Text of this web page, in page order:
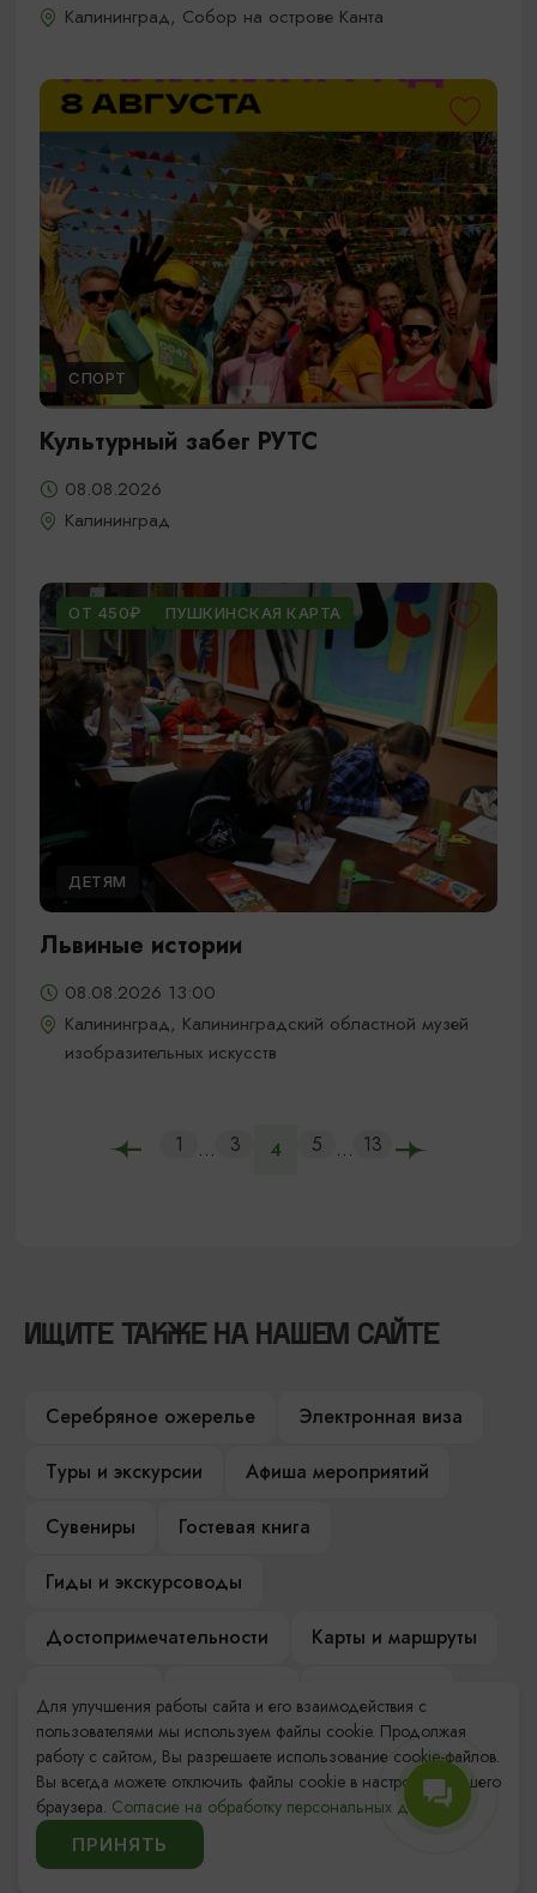
Калининград, Собор на острове Канта
СПОРТ
Культурный забег РУТС
08.08.2026
Калининград
ОТ 450₽ ПУШКИНСКАЯ КАРТА
ДЕТЯМ
Львиные истории
08.08.2026 13:00
Калининград, Калининградский областной музей
изобразительных искусств
1 ... 3 4 5 ... 13
ИЩИТЕ ТАКЖЕ НА НАШЕМ САЙТЕ
Серебряное ожерелье
Электронная виза
Туры и экскурсии
Афиша мероприятий
Сувениры
Гостевая книга
Гиды и экскурсоводы
Достопримечательности
Карты и маршруты
Компас Балтийской кухни
Настоящий Калининградец
Музеи
Для улучшения работы сайта и его взаимодействия с
пользователями мы используем файлы cookie. Продолжая
работу с сайтом, Вы разрешаете использование cookie-файлов.
Вы всегда можете отключить файлы cookie в настройках Вашего
браузера. Согласие на обработку персональных данных.
ПРИНЯТЬ